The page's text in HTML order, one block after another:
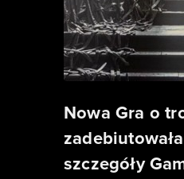
Nowa Gra o
szczegóły